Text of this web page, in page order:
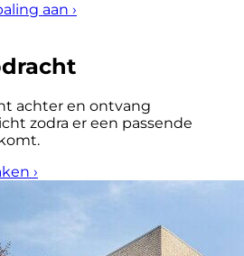
aan ›
achter en ontvang
zodra er een passende
›